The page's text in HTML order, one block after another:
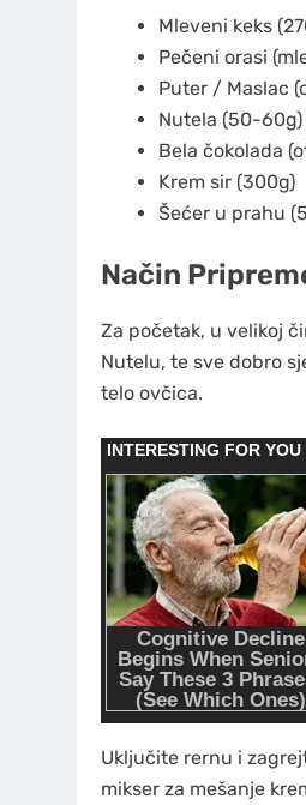
Mleveni keks
Pečeni orasi
Puter / Maslac
Nutela (50-60g)
Bela čokolada
Krem sir (300g)
Šećer u prahu
Način
Za početak, u velikoj
Nutelu, te sve dobro
telo ovčica.
Uključite rernu i
mikser za mešanje